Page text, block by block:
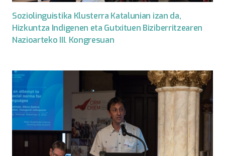
Soziolinguistika Klusterra Katalunian izan da,
Hizkuntza Indigenen eta Gutxituen Biziberritzearen
Nazioarteko III. Kongresuan